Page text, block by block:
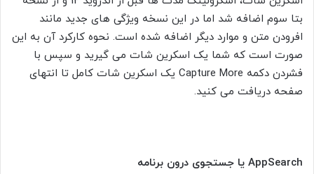
بتا سوم اضافه شد اما در این نسخه ویژگی های جدید مانند
افرودن متن و موارد دیگر اضافه شده است. نحوه کارکرد آن به این
صورت است که شما یک اسکرین شات می گیرید و سپس با
فشردن دکمه Capture More یک اسکرین شات کامل تا انتهای
صفحه دریافت می کنید.
AppSearch یا جستجوی درون برنامه